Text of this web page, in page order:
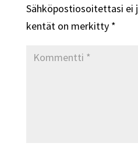
Sähköpostiosoitettasi ei
kentät on merkitty *